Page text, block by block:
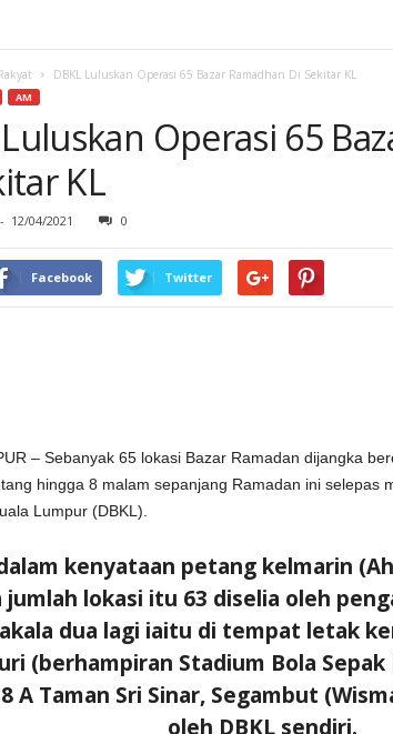
DBKL Luluskan Operasi 65 Bazar Ramadhan Di Sekitar KL
AM
Operasi 65
KL
- 12/04/2021 0
Facebook Twitter
– Sebanyak 65 lokasi Bazar Ramadan dijangka
hingga 8 malam sepanjang Ramadan ini selepas
Lumpur (DBKL).
kenyataan petang kelmarin
jumlah lokasi itu 63 diselia oleh
dua lagi iaitu di tempat letak
(berhampiran Stadium Bola
A Taman Sri Sinar, Segambut
oleh DBKL sendiri.